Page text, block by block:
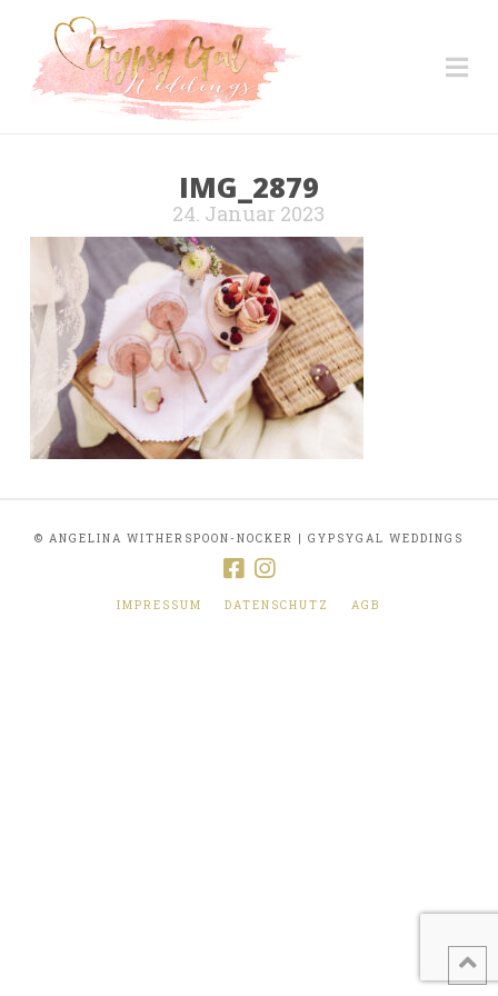
IMG_2879
24. Januar 2023
© ANGELINA WITHERSPOON-NOCKER | GYPSYGAL WEDDINGS
IMPRESSUM DATENSCHUTZ AGB